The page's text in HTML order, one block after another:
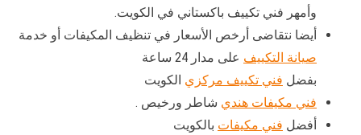
وأمهر فني تكييف باكستاني في الكويت.
أيضا نتقاضى أرخص الأسعار في تنظيف المكيفات أو خدمة
صيانة التكييف على مدار 24 ساعة
بفضل فني تكييف مركزي الكويت
فني مكيفات هندي شاطر ورخيص .
أفضل فني مكيفات بالكويت